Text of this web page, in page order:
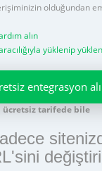
olduğundan
alın
yüklenip
entegrasyon
ücretsiz tarifede bile